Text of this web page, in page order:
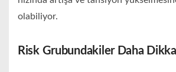
olabiliyor.
Risk Grubundakiler Daha